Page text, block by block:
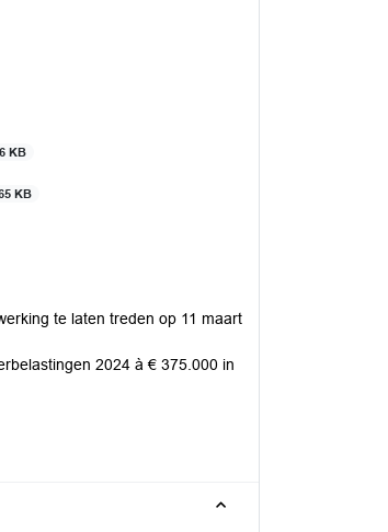
KB
KB
te laten treden op 11 maart
2024 à € 375.000 in